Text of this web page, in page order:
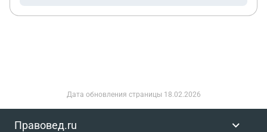
Дата обновления страницы 18.02.2026
Правовед.ru